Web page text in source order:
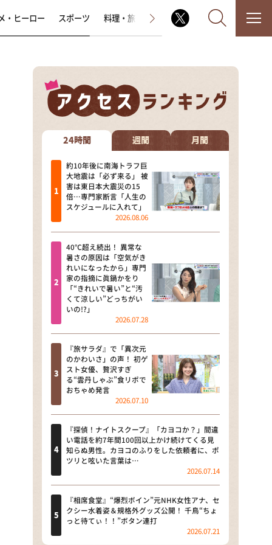
なるみ・岡村の過ぎるTV
相席食堂
これ余談なんですけど・・・
～人生密着トークバラエティ！
～ やすとものいたって真剣です
探偵！ナイトスクープ
news おかえり
河合＆A.B.C-Z塚田×福井アナ
「なんでやねん！？」（news お
かえり）
DAIGOも台所 ～きょうの献立 何
にする？～
本日はダイアンなり！シーズン２
朝だ！生です旅サラダ
教えて！ニュースライブ 正義の
ミカタ
ＬＩＦＥ～夢のカタチ～
新婚さんいらっしゃい！
ポツンと一軒家
ザキ山小屋本館
・ヒーロー スポーツ 料理・旅 ラジオ番組 その他
24時間 週間 月間
約10年後に南海トラフ巨
大地震は「必ず来る」 被
害は東日本大震災の15
倍…専門家断言「人生の
スケジュールに入れて」
2026.08.06
40℃超え続出！ 異常な
暑さの原因は「空気がき
れいになったから」専門
家の指摘に眞鍋かをり
「“きれいで暑い”と“汚
くて涼しい”どっちがい
いの!?」
2026.07.28
『旅サラダ』で「異次元
のかわいさ」の声！ 初ゲ
スト女優、贅沢すぎ
る“雲丹しゃぶ”食リポで
おちゃめ発言
2026.07.10
『探偵！ナイトスクープ』「カヨコか？」間違
い電話を約7年間100回以上かけ続けてくる見
知らぬ男性。カヨコのふりをした依頼者に、ポ
ツリと呟いた言葉は…
2026.07.14
『相席食堂』“爆烈ボイン”元NHK女性アナ、セ
クシー水着姿＆規格外グッズ公開！ 千鳥“ちょ
っと待てぃ！！”ボタン連打
2026.07.21